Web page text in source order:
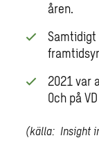
åren.
2021 var
0ch på
(källa: Insight